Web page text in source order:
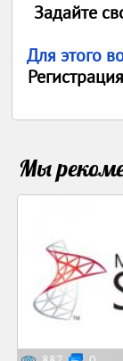
Задайте
Для этого
Мы